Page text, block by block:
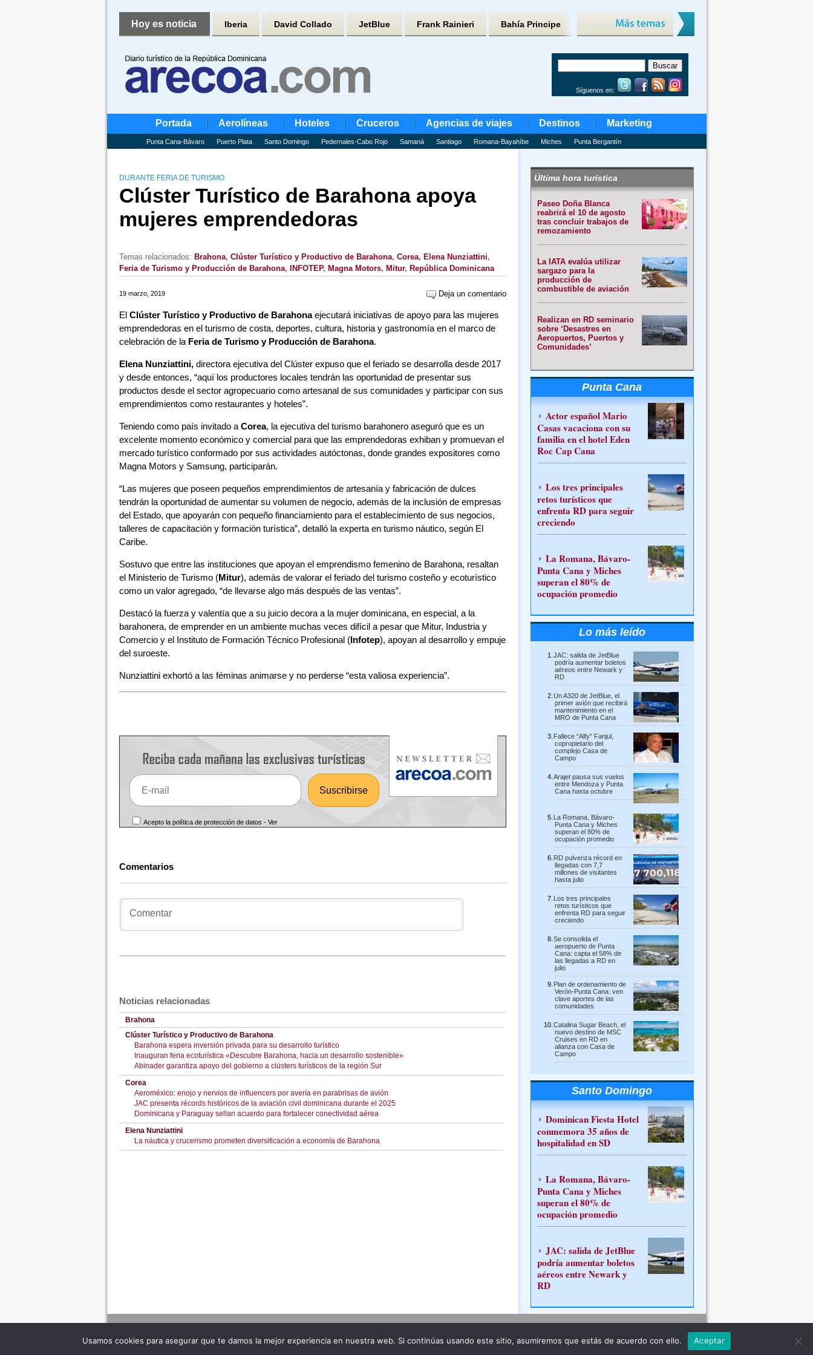
Hoy es noticia Iberia David Collado JetBlue Frank Rainieri Bahía Principe
Síguenos en:
Portada Aerolíneas Hoteles Cruceros Agencias de viajes Destinos Marketing
Punta Cana-Bávaro Puerto Plata Santo Domingo Pedernales-Cabo Rojo Samaná Santiago Romana-Bayahíbe Miches Punta Bergantín
DURANTE FERIA DE TURISMO
Clúster Turístico de Barahona apoya
mujeres emprendedoras
Temas relacionados: Brahona, Clúster Turístico y Productivo de Barahona, Corea, Elena Nunziattini,
Feria de Turismo y Producción de Barahona, INFOTEP, Magna Motors, Mitur, República Dominicana
19 marzo, 2019 Deja un comentario
El Clúster Turístico y Productivo de Barahonaejecutará iniciativas de apoyo para las mujeres
emprendedoras en el turismo de costa, deportes, cultura, historia y gastronomía en el marco de
celebración de la Feria de Turismo y Producción de Barahona.
Elena Nunziattini,directora ejecutiva del Clúster expuso que el feriado se desarrolla desde 2017
y desde entonces, “aquí los productores locales tendrán las oportunidad de presentar sus
productos desde el sector agropecuario como artesanal de sus comunidades y participar con sus
emprendimientos como restaurantes y hoteles”.
Teniendo como país invitado a Corea, la ejecutiva del turismo barahonero aseguró que es un
excelente momento económico y comercial para que las emprendedoras exhiban y promuevan el
mercado turístico conformado por sus actividades autóctonas, donde grandes expositores como
Magna Motors y Samsung, participarán.
“Las mujeres que poseen pequeños emprendimientos de artesanía y fabricación de dulces
tendrán la oportunidad de aumentar su volumen de negocio, además de la inclusión de empresas
del Estado, que apoyarán con pequeño financiamiento para el establecimiento de sus negocios,
talleres de capacitación y formación turística”, detalló la experta en turismo náutico, según El
Caribe.
Sostuvo que entre las instituciones que apoyan el emprendismo femenino de Barahona, resaltan
el Ministerio de Turismo (Mitur), además de valorar el feriado del turismo costeño y ecoturístico
como un valor agregado, “de llevarse algo más después de las ventas”.
Destacó la fuerza y valentía que a su juicio decora a la mujer dominicana, en especial, a la
barahonera, de emprender en un ambiente muchas veces difícil a pesar que Mitur, Industria y
Comercio y el Instituto de Formación Técnico Profesional (Infotep), apoyan al desarrollo y empuje
del suroeste.
Nunziattini exhortó a las féminas animarse y no perderse “esta valiosa experiencia”.
Acepto la política de protección de datos -Ver
Comentarios
Noticias relacionadas
Brahona
Clúster Turístico y Productivo de Barahona
Barahona espera inversión privada para su desarrollo turístico
Inauguran feria ecoturística «Descubre Barahona, hacia un desarrollo sostenible»
Abinader garantiza apoyo del gobierno a clústers turísticos de la región Sur
Corea
Aeroméxico: enojo y nervios de influencers por avería en parabrisas de avión
JAC presenta récords históricos de la aviación civil dominicana durante el 2025
Dominicana y Paraguay sellan acuerdo para fortalecer conectividad aérea
Elena Nunziattini
La náutica y crucerismo prometen diversificación a economía de Barahona
Última hora turística
Paseo Doña Blanca
reabrirá el 10 de agosto
tras concluir trabajos de
remozamiento
La IATA evalúa utilizar
sargazo para la
producción de
combustible de aviación
Realizan en RD seminario
sobre ‘Desastres en
Aeropuertos, Puertos y
Comunidades’
Punta Cana
Actor español Mario
Casas vacaciona con su
familia en el hotel Eden
Roc Cap Cana
Los tres principales
retos turísticos que
enfrenta RD para seguir
creciendo
La Romana, Bávaro-
Punta Cana y Miches
superan el 80% de
ocupación promedio
Lo más leído
JAC: salida de JetBlue
podría aumentar boletos
aéreos entre Newark y
RD
Un A320 de JetBlue, el
primer avión que recibirá
mantenimiento en el
MRO de Punta Cana
Fallece “Alfy” Fanjul,
copropietario del
complejo Casa de
Campo
Arajet pausa sus vuelos
entre Mendoza y Punta
Cana hasta octubre
La Romana, Bávaro-
Punta Cana y Miches
superan el 80% de
ocupación promedio
RD pulveriza récord en
llegadas con 7,7
millones de visitantes
hasta julio
Los tres principales
retos turísticos que
enfrenta RD para seguir
creciendo
Se consolida el
aeropuerto de Punta
Cana: capta el 58% de
las llegadas a RD en
julio
Plan de ordenamiento de
Verón-Punta Cana: ven
clave aportes de las
comunidades
Catalina Sugar Beach, el
nuevo destino de MSC
Cruises en RD en
alianza con Casa de
Campo
Santo Domingo
Dominican Fiesta Hotel
conmemora 35 años de
hospitalidad en SD
La Romana, Bávaro-
Punta Cana y Miches
superan el 80% de
ocupación promedio
JAC: salida de JetBlue
podría aumentar boletos
aéreos entre Newark y
RD
Usamos cookies para asegurar que te damos la mejor experiencia en nuestra web. Si continúas usando este sitio, asumiremos que estás de acuerdo con ello. Aceptar